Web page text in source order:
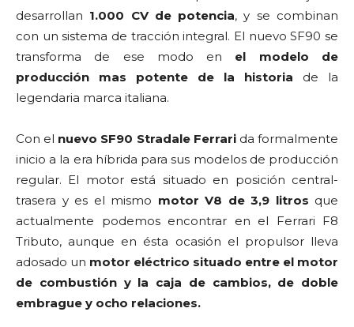
desarrollan 1.000 CV de potencia, y se combinan
con un sistema de tracción integral. El nuevo SF90 se
transforma de ese modo en el modelo de
producción mas potente de la historia de la
legendaria marca italiana.
Con el nuevo SF90 Stradale Ferrarida formalmente
inicio a la era híbrida para sus modelos de producción
regular. El motor está situado en posición central-
trasera y es el mismo motor V8 de 3,9 litros que
actualmente podemos encontrar en el Ferrari F8
Tributo, aunque en ésta ocasión el propulsor lleva
adosado un motor eléctrico situado entre el motor
de combustión y la caja de cambios, de doble
embrague y ocho relaciones.